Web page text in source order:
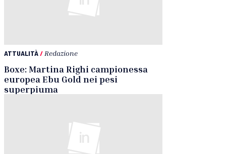
ATTUALITÀ/ Redazione
Boxe: Martina Righi campionessa
europea Ebu Gold nei pesi
superpiuma